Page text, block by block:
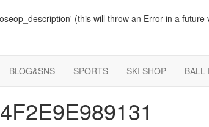
(this will throw an Error in a future
BLOG&SNS SPORTS SKI SHOP BALL